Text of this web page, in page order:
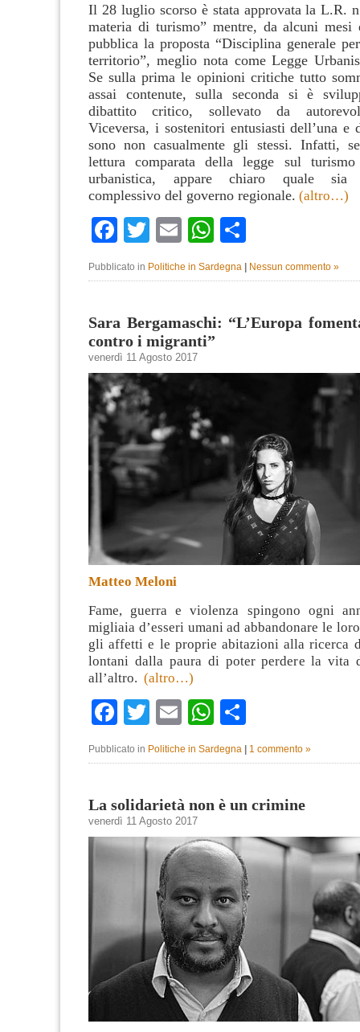
Il 28 luglio scorso è stata approvata la L.R.
materia di turismo” mentre, da alcuni mesi
pubblica la proposta “Disciplina generale
territorio”, meglio nota come Legge
Se sulla prima le opinioni critiche tutto
assai contenute, sulla seconda si è
dibattito critico, sollevato da
Viceversa, i sostenitori entusiasti dell’una e
sono non casualmente gli stessi. Infatti,
lettura comparata della legge sul
urbanistica, appare chiaro quale sia
complessivo del governo regionale. (altro…)
Facebook
TwitterEmailWhatsApp
Pubblicato in Politiche in Sardegna | Nessun commento »
Sara Bergamaschi: “L’Europa
contro i migranti”
venerdì 11 Agosto 2017
Matteo Meloni
Fame, guerra e violenza spingono ogni
migliaia d’esseri umani ad abbandonare le
gli affetti e le proprie abitazioni alla ricerca
lontani dalla paura di poter perdere la vita
all’altro. (altro…)
Facebook
TwitterEmailWhatsApp
Pubblicato in Politiche in Sardegna 1 commento »
La solidarietà non è un crimine
venerdì 11 Agosto 2017